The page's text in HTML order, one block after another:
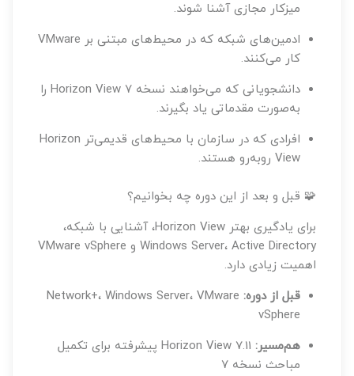
میزکار مجازی آشنا شوند.
ادمین‌های شبکه که در محیط‌های مبتنی بر VMware
کار می‌کنند.
دانشجویانی که می‌خواهند نسخه Horizon View 7 را
به‌صورت مقدماتی یاد بگیرند.
افرادی که در سازمان با محیط‌های قدیمی‌تر Horizon
View روبه‌رو هستند.
🧩 قبل و بعد از این دوره چه بخوانیم؟
برای یادگیری بهتر Horizon View، آشنایی با شبکه،
Windows Server، Active Directory و VMware vSphere
اهمیت زیادی دارد.
قبل از دوره: Network+، Windows Server، VMware
vSphere
هم‌مسیر:
Horizon View 7.11 پیشرفته برای تکمیل
مباحث نسخه ۷